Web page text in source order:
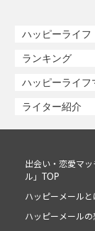
ハッピーライフ
ランキング
ハッピーライフ
ライター紹介
出会い・恋愛マ
ル」TOP
ハッピーメールと
ハッピーメールの